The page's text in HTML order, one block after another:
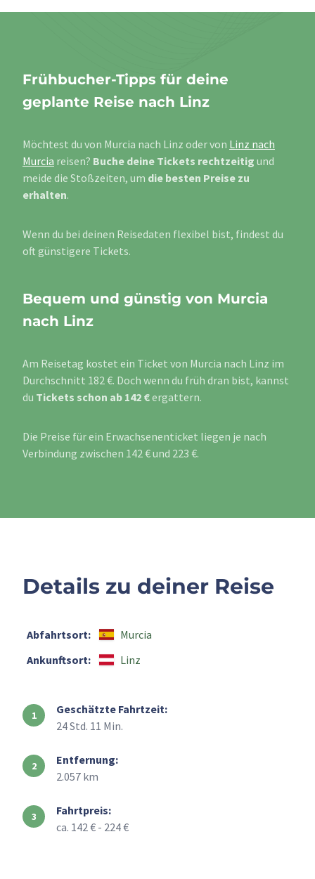
Frühbucher-Tipps für deine
geplante Reise nach Linz
Möchtest du von Murcia nach Linz oder von Linz nach
Murcia reisen? Buche deine Tickets rechtzeitig und
meide die Stoßzeiten, um die besten Preise zu
erhalten.
Wenn du bei deinen Reisedaten flexibel bist, findest du
oft günstigere Tickets.
Bequem und günstig von Murcia
nach Linz
Am Reisetag kostet ein Ticket von Murcia nach Linz im
Durchschnitt 182 €. Doch wenn du früh dran bist, kannst
du Tickets schon ab 142 €ergattern.
Die Preise für ein Erwachsenenticket liegen je nach
Verbindung zwischen 142 € und 223 €.
Details zu deiner Reise
Abfahrtsort:
Murcia
Ankunftsort:
Linz
Geschätzte Fahrtzeit:
24 Std. 11 Min.
Entfernung:
2.057 km
Fahrtpreis:
ca. 142 € - 224 €